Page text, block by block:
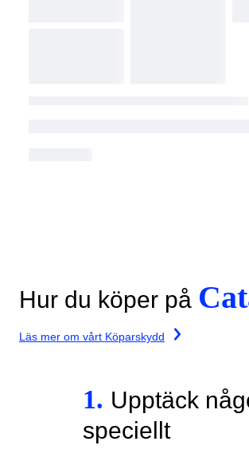
Hur du köper på
Läs mer om vårt Köparskydd
1. Upptäck
speciellt